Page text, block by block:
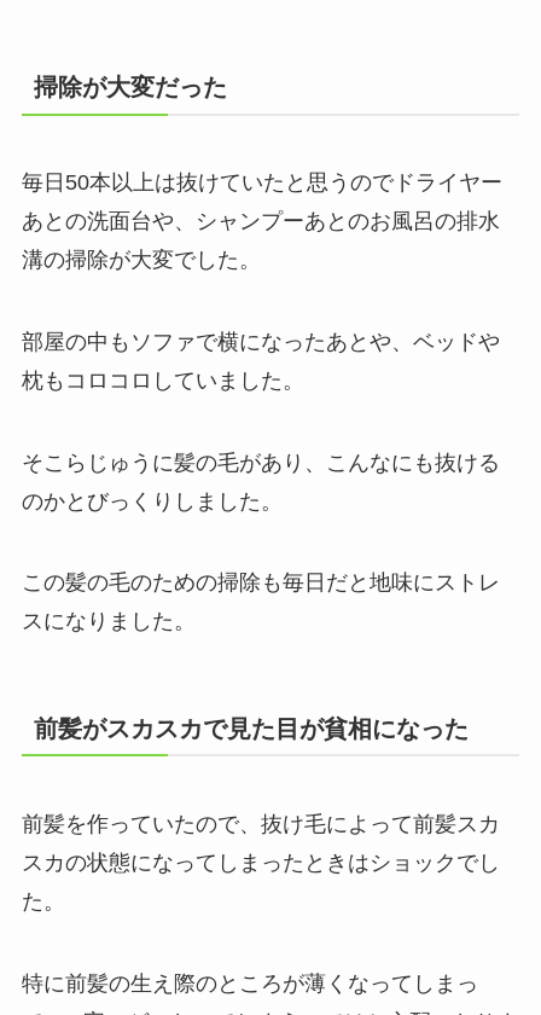
掃除が大変だった
毎日50本以上は抜けていたと思うのでドライヤー
あとの洗面台や、シャンプーあとのお風呂の排水
溝の掃除が大変でした。
部屋の中もソファで横になったあとや、ベッドや
枕もコロコロしていました。
そこらじゅうに髪の毛があり、こんなにも抜ける
のかとびっくりしました。
この髪の毛のための掃除も毎日だと地味にストレ
スになりました。
前髪がスカスカで見た目が貧相になった
前髪を作っていたので、抜け毛によって前髪スカ
スカの状態になってしまったときはショックでし
た。
特に前髪の生え際のところが薄くなってしまっ